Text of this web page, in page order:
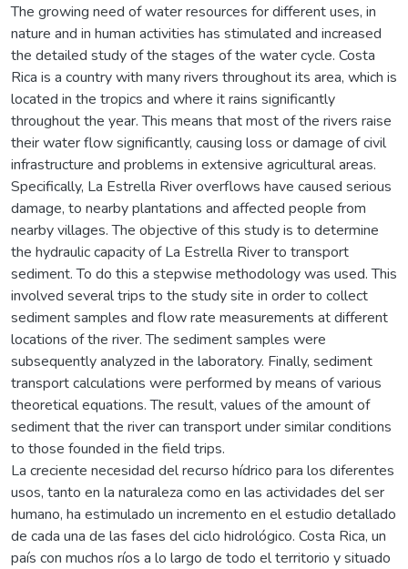
The growing need of water resources for different uses, in
nature and in human activities has stimulated and increased
the detailed study of the stages of the water cycle. Costa
Rica is a country with many rivers throughout its area, which is
located in the tropics and where it rains significantly
throughout the year. This means that most of the rivers raise
their water flow significantly, causing loss or damage of civil
infrastructure and problems in extensive agricultural areas.
Specifically, La Estrella River overflows have caused serious
damage, to nearby plantations and affected people from
nearby villages. The objective of this study is to determine
the hydraulic capacity of La Estrella River to transport
sediment. To do this a stepwise methodology was used. This
involved several trips to the study site in order to collect
sediment samples and flow rate measurements at different
locations of the river. The sediment samples were
subsequently analyzed in the laboratory. Finally, sediment
transport calculations were performed by means of various
theoretical equations. The result, values of the amount of
sediment that the river can transport under similar conditions
to those founded in the field trips.
La creciente necesidad del recurso hídrico para los diferentes
usos, tanto en la naturaleza como en las actividades del ser
humano, ha estimulado un incremento en el estudio detallado
de cada una de las fases del ciclo hidrológico. Costa Rica, un
país con muchos ríos a lo largo de todo el territorio y situado